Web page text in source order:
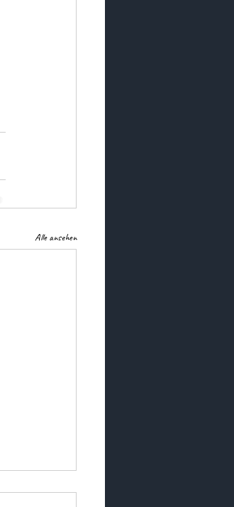
Alle ansehen